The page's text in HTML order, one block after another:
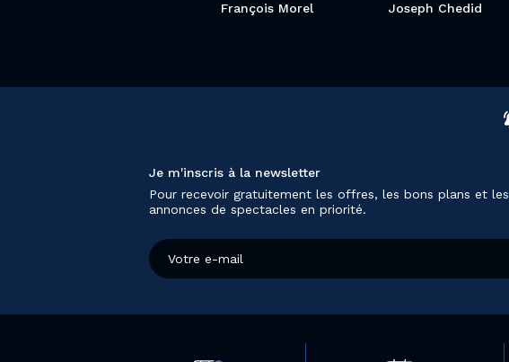
François Morel Joseph Chedid
Je m'inscris à la newsletter
Pour recevoir gratuitement les offres, les bons plans et les
annonces de spectacles en priorité.